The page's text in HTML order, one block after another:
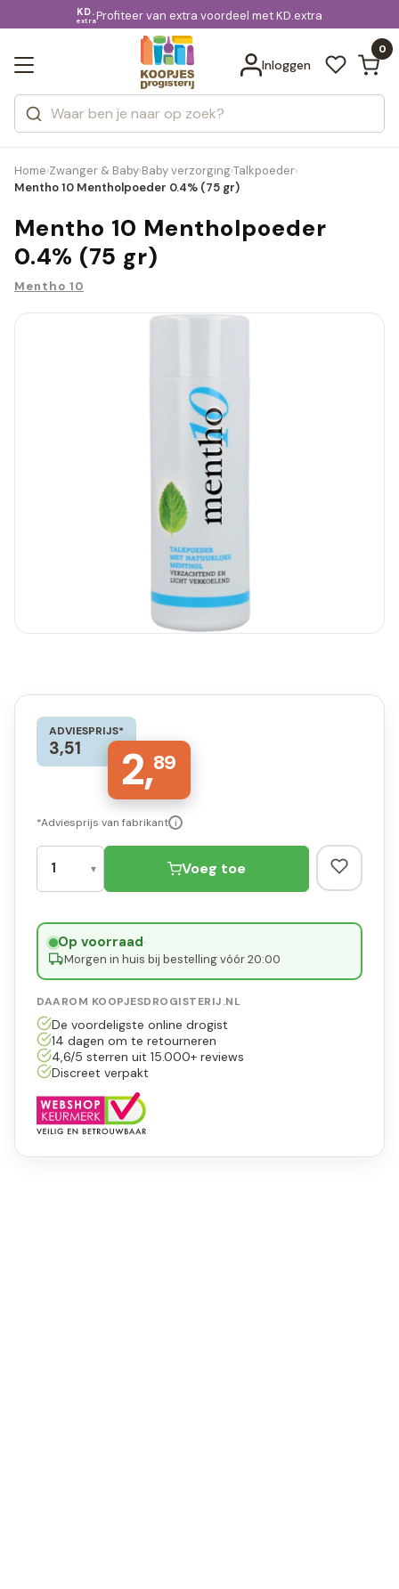
voor 20:00 uur besteld
Gratis bezorging
KD.
extraProfiteer van extra voordeel met KD.extra
Inloggen
0
Zoeken
Categorieën
Merken
Bekijk alle resultaten
Home›Zwanger & Baby›Baby verzorging›Talkpoeder›
Mentho 10 Mentholpoeder 0.4% (75 gr)
Mentho 10 Mentholpoeder
0.4% (75 gr)
Mentho 10
ADVIESPRIJS*
3,51 2,89
*Adviesprijs van fabrikant i
Voeg toe
Op voorraad·
Morgen in huis bij bestelling vóór 20:00
DAAROM KOOPJESDROGISTERIJ.NL
De voordeligste online drogist
14 dagen om te retourneren
4,6/5 sterren uit 15.000+ reviews
Discreet verpakt